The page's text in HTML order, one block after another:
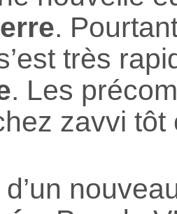
.
très
. Les
zavvi
d’un